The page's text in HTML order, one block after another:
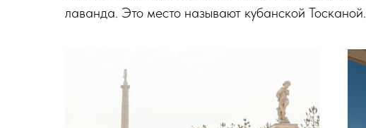
лаванда. Это место называют кубанской Тосканой.